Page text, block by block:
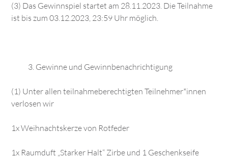
(3) Das Gewinnspiel startet am 28.11.2023. Die Teilnahme
ist bis zum 03.12.2023, 23:59 Uhr möglich.
Gewinne und Gewinnbenachrichtigung
(1) Unter allen teilnahmeberechtigten Teilnehmer*innen
verlosen wir
1x Weihnachtskerze von Rotfeder
1x Raumduft „Starker Halt“ Zirbe und 1 Geschenkseife